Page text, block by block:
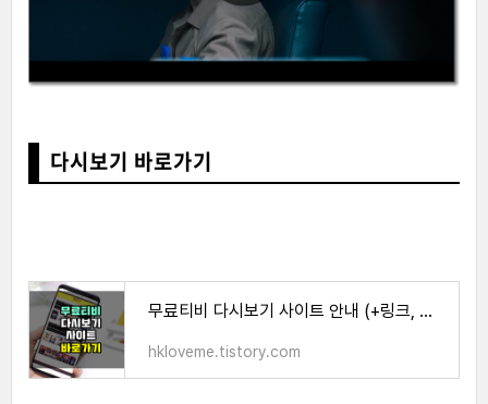
다시보기 바로가기
무료티비 다시보기 사이트 안내 (+링크, 이용방법)
hkloveme.tistory.com